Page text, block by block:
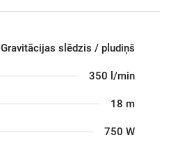
Gravitācijas slēdzis / pludiņš
350 l/min
18 m
750 W